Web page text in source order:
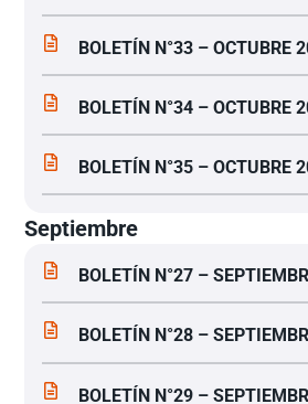
BOLETÍN N°33 – OCTUBRE
BOLETÍN N°34 – OCTUBRE
BOLETÍN N°35 – OCTUBRE
Septiembre
BOLETÍN N°27 –
BOLETÍN N°28 –
BOLETÍN N°29 –